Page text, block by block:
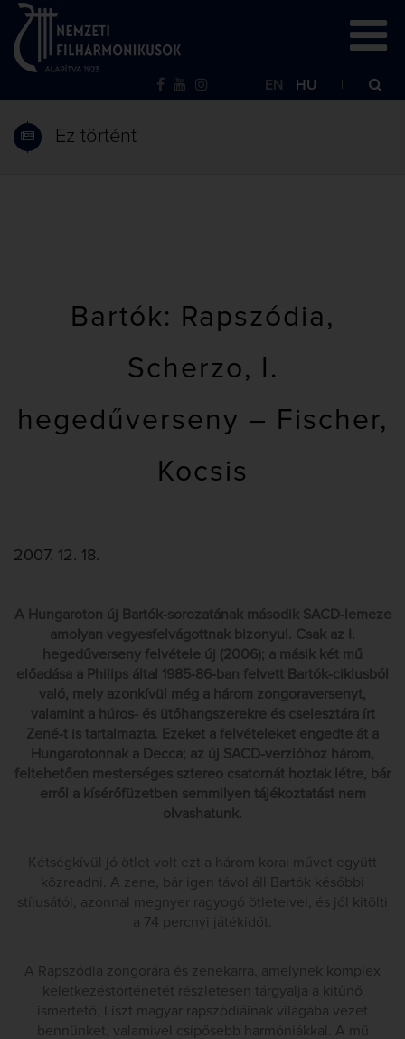
EN HU
Ez történt
Bartók: Rapszódia,
Scherzo, I.
hegedűverseny – Fischer,
Kocsis
2007. 12. 18.
A Hungaroton új Bartók-sorozatának második SACD-lemeze
amolyan vegyesfelvágottnak bizonyul. Csak az I.
hegedűverseny felvétele új (2006); a másik két mű
előadása a Philips által 1985-86-ban felvett Bartók-ciklusból
való, mely azonkívül még a három zongoraversenyt,
valamint a húros- és ütőhangszerekre és cselesztára írt
Zené-t is tartalmazta. Ezeket a felvételeket engedte át a
Hungarotonnak a Decca; az új SACD-verzióhoz három,
feltehetően mesterséges sztereo csatornát hoztak létre, bár
erről a kísérőfüzetben semmilyen tájékoztatást nem
olvashatunk.
Kétségkívül jó ötlet volt ezt a három korai művet együtt
közreadni. A zene, bár igen távol áll Bartók későbbi
stílusától, azonnal megnyer ragyogó ötleteivel, és jól kitölti
a 74 percnyi játékidőt.
A Rapszódia zongorára és zenekarra, amelynek komplex
keletkezéstörténetét részletesen tárgyalja a kitűnő
ismertető, Liszt magyar rapszódiáinak világába vezet
bennünket, valamivel csípősebb harmóniákkal. A mű